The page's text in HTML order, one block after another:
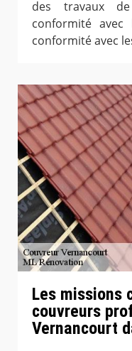
des travaux
conformité
conformité avec
Les missions
couvreurs
Vernancourt